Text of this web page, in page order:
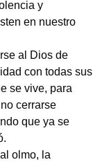
y
en nuestro
al Dios de
con todas sus
se vive, para
cerrarse
que ya se
olmo, la